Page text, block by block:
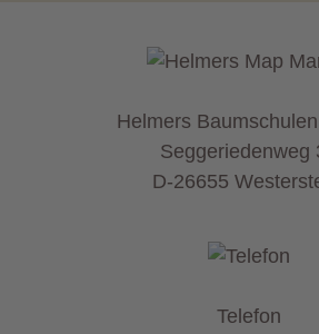
Helmers
Seggeriedenweg
D-26655
Telefon